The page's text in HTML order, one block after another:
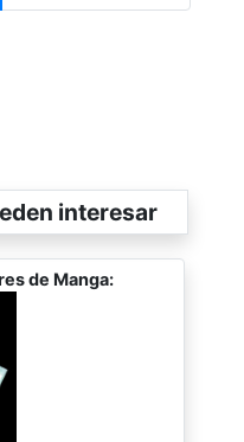
interesar
de Manga: